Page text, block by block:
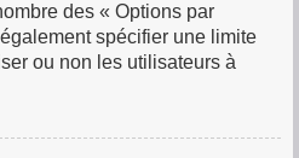
des « Options par
spécifier une limite
ou non les utilisateurs à